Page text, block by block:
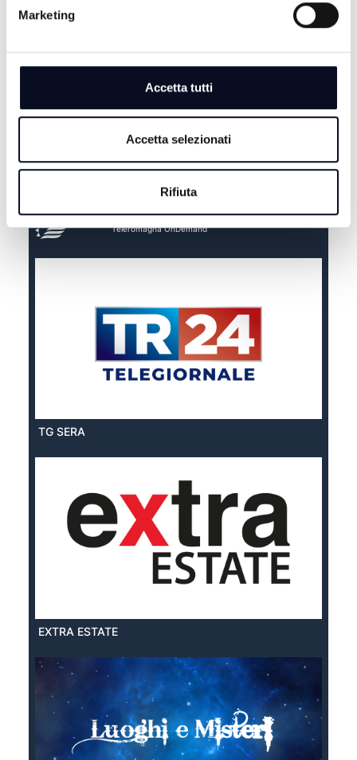
Marketing
Accetta tutti
Accetta selezionati
Rifiuta
Teleromagna OnDemand
TG SERA
EXTRA ESTATE